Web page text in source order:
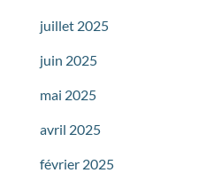
juillet 2025
juin 2025
mai 2025
avril 2025
février 2025